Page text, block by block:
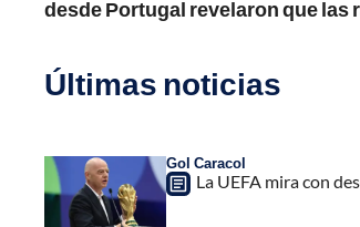
desde Portugal revelaron que
Últimas noticias
Gol Caracol
La UEFA mira con